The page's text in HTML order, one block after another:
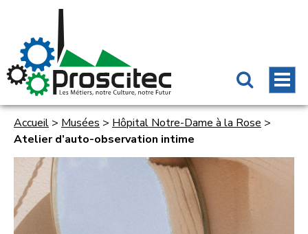
Accueil > Musées > Hôpital Notre-Dame à la Rose >
Atelier d’auto-observation intime